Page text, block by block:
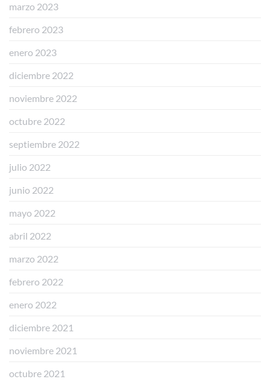
marzo 2023
febrero 2023
enero 2023
diciembre 2022
noviembre 2022
octubre 2022
septiembre 2022
julio 2022
junio 2022
mayo 2022
abril 2022
marzo 2022
febrero 2022
enero 2022
diciembre 2021
noviembre 2021
octubre 2021